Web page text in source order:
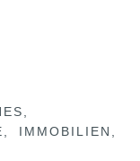
IMMOBILIEN